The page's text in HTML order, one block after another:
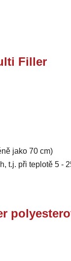
Filler
jako 70 cm)
t.j. při teplotě 5 -